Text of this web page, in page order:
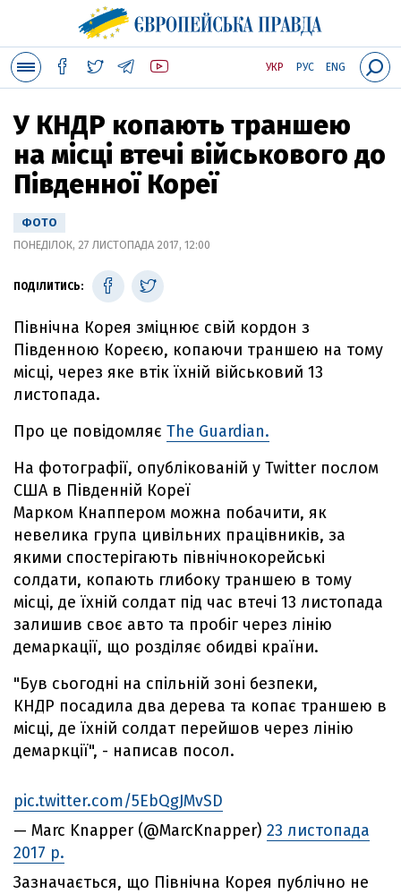
УКР РУС ENG
У КНДР копають траншею
на місці втечі військового до
Південної Кореї
ФОТО
ПОНЕДІЛОК, 27 ЛИСТОПАДА 2017, 12:00
ПОДІЛИТИСЬ:
Північна Корея зміцнює свій кордон з
Південною Кореєю, копаючи траншею на тому
місці, через яке втік їхній військовий 13
листопада.
Про це повідомляє The Guardian.
На фотографії, опублікованій у Twitter послом
США в Південній Кореї
Марком Кнаппером можна побачити, як
невелика група цивільних працівників, за
якими спостерігають північнокорейські
солдати, копають глибоку траншею в тому
місці, де їхній солдат під час втечі 13 листопада
залишив своє авто та пробіг через лінію
демаркації, що розділяє обидві країни.
"Був сьогодні на спільній зоні безпеки,
КНДР посадила два дерева та копає траншею в
місці, де їхній солдат перейшов через лінію
демаркції", - написав посол.
pic.twitter.com/5EbQgJMvSD
— Marc Knapper (@MarcKnapper) 23 листопада
2017 р.
Зазначається, що Північна Корея публічно не